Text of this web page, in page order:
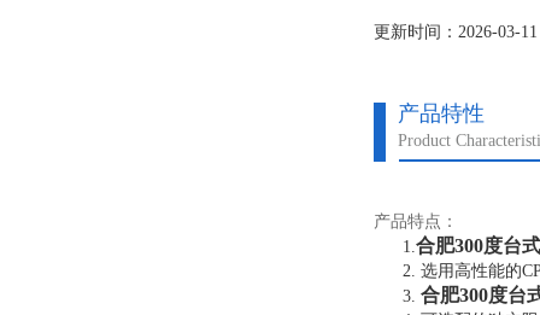
更新时间：2026-03-11
产品特性
Product
产品特点：
1.合肥300度台
2. 选用高性能的
3. 合肥300度台